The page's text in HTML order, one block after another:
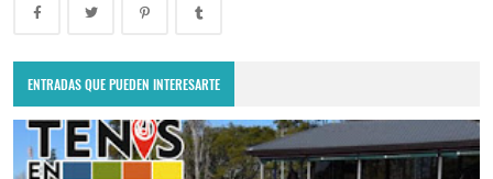
ENTRADAS QUE PUEDEN INTERESARTE